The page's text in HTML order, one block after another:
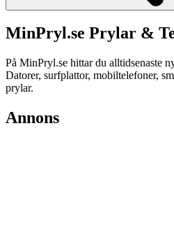
MinPryl.se Prylar &
På MinPryl.se hittar du alltidsenaste
Datorer, surfplattor, mobiltelefoner,
prylar.
Annons